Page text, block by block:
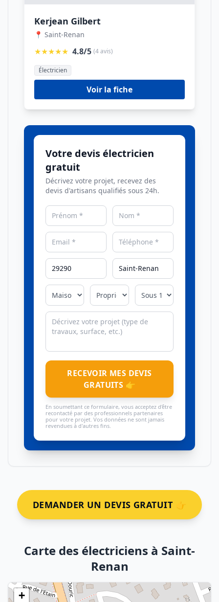
Kerjean Gilbert
📍 Saint-Renan
★★★★★ 4.8/5 (4 avis)
Électricien
Voir la fiche
Votre devis électricien
gratuit
Décrivez votre projet, recevez des
devis d'artisans qualifiés sous 24h.
RECEVOIR MES DEVIS
GRATUITS 👉
En soumettant ce formulaire, vous acceptez d'être
recontacté par des professionnels partenaires
pour votre projet. Vos données ne sont jamais
revendues à d'autres fins.
DEMANDER UN DEVIS GRATUIT 👉
Carte des électriciens à Saint-
Renan
+